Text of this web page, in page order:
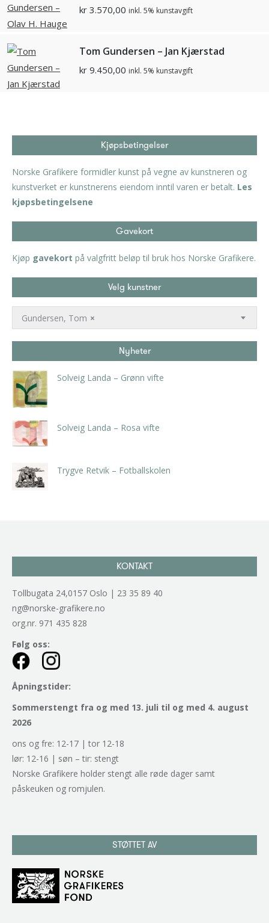
kr 3.570,00 inkl. 5% kunstavgift
Tom Gundersen – Jan Kjærstad
kr 9.450,00 inkl. 5% kunstavgift
Kjøpsbetingelser
Norske Grafikere formidler kunst på vegne av kunstneren og
kunstverket er kunstnerens eiendom inntil varen er betalt. Les
kjøpsbetingelsene
Gavekort
Kjøp gavekort på valgfritt beløp til bruk hos Norske Grafikere.
Velg kunstner
×
Gundersen, Tom
Nyheter
Solveig Landa – Grønn vifte
Solveig Landa – Rosa vifte
Trygve Retvik – Fotballskolen
KONTAKT
Tollbugata 24,0157 Oslo | 23 35 89 40
ng@norske-grafikere.no
org.nr. 971 435 828
Følg oss:
Åpningstider:
Sommerstengt fra og med 13. juli til og med 4. august
2026
ons og fre: 12-17 | tor 12-18
lør: 12-16 | søn – tir: stengt
Norske Grafikere holder stengt alle røde dager samt
påskeuken og romjulen.
STØTTET AV